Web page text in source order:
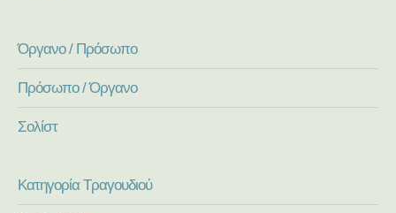
Όργανο / Πρόσωπο
Πρόσωπο / Όργανο
Σολίστ
Κατηγορία Τραγουδιού